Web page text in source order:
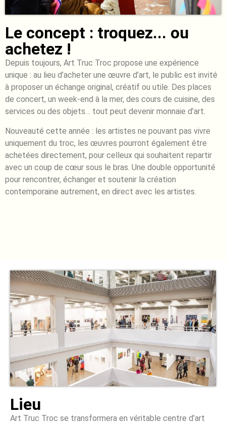
Le concept : troquez... ou
achetez !
Depuis toujours, Art Truc Troc propose une expérience
unique : au lieu d’acheter une œuvre d’art, le public est invité
à proposer un échange original, créatif ou utile. Des places
de concert, un week-end à la mer, des cours de cuisine, des
services ou des objets… tout peut devenir monnaie d’art.
Nouveauté cette année : les artistes ne pouvant pas vivre
uniquement du troc, les œuvres pourront également être
achetées directement, pour celleux qui souhaitent repartir
avec un coup de cœur sous le bras. Une double opportunité
pour rencontrer, échanger et soutenir la création
contemporaine autrement, en direct avec les artistes.
Lieu
Art Truc Troc se transformera en véritable centre d’art